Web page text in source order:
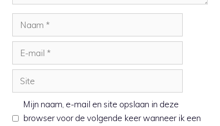
Naam
Site
Mijn naam, e-mail en site opslaan in deze
browser voor de volgende keer wanneer ik een